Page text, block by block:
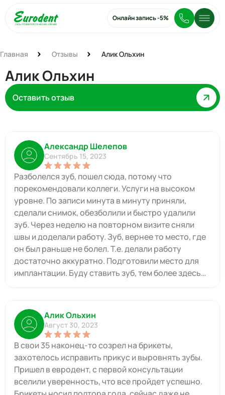
Онлайн запись-5%
Главная Отзывы Алик Ольхин
Алик Ольхин
Оставить отзыв
Александр Шелепов
Сентябрь 15, 2023
Разболелся зуб, пошел сюда, потому что
порекомендовали коллеги. Услуги на высоком
уровне. По записи минута в минуту приняли,
сделали снимок, обезболили и быстро удалили
зуб. Через неделю на повторном визите сняли
швы и доделали работу. Зуб, вернее то место, где
он был раньше не болел. Т.е. делали работу
достаточно аккуратно. Подготовили место для
имплантации. Буду ставить зуб, тем более здесь
это стоит вполне подъемные деньги.
Алик Ольхин
Август 30, 2023
В свои 35 наконец-то созрел на брикеты,
захотелось исправить прикус и выровнять зубы.
Пришел в евродент, с первой консультации
вселили уверенность, что все пройдет успешно.